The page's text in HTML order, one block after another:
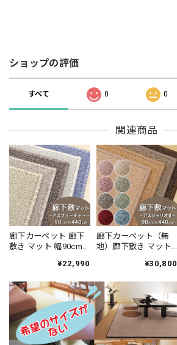
ショップの評価
すべて 0 0
関連商品
廊下カーペット 廊下
敷き マット 幅90cm×
全の「SEK 抗ウイル
加工」雰囲気のある
杢調 無地 ループタイ
プ 全5色 防炎ラベル
付『アスフューチャ
ー/FUT』
¥22,990
廊下カーペット（無
地）廊下敷き マット
薄型タイプでドアに
高い耐久性と強力な
はっ水・はつ油性の
防汚ラグ 防炎ラベル
付『アスシャリオ
2/CRO』
¥30,800